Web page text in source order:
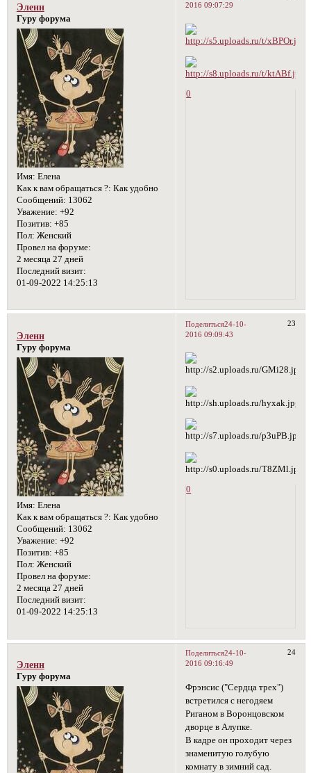
2016 09:07:29
Эленн
Гуру форума
Имя: Елена
Как к вам обращаться ?: Как удобно
Сообщений: 13062
Уважение: +92
Позитив: +85
Пол: Женский
Провел на форуме:
2 месяца 27 дней
Последний визит:
01-09-2022 14:25:13
0
Поделиться 23
24-10-
2016 09:09:43
Эленн
Гуру форума
Имя: Елена
Как к вам обращаться ?: Как удобно
Сообщений: 13062
Уважение: +92
Позитив: +85
Пол: Женский
Провел на форуме:
2 месяца 27 дней
Последний визит:
01-09-2022 14:25:13
0
Поделиться 24
24-10-
2016 09:16:49
Эленн
Гуру форума
Фрэнсис ("Сердца трех")
встретился с негодяем
Риганом в Воронцовском
дворце в Алупке.
В кадре он проходит через
знаменитую голубую
комнату в зимний сад.